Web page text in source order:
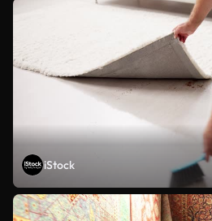
iStock